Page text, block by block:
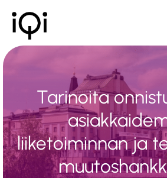
Tarinoita
liiketoiminnan ja